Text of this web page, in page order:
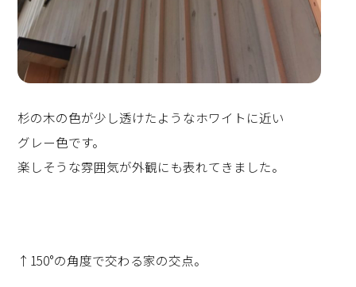
杉の木の色が少し透けたようなホワイトに近い
グレー色です。
楽しそうな雰囲気が外観にも表れてきました。
↑150°の角度で交わる家の交点。